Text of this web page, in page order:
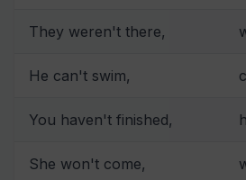
They weren't there,
He can't swim,
You haven't finished,
She won't come,